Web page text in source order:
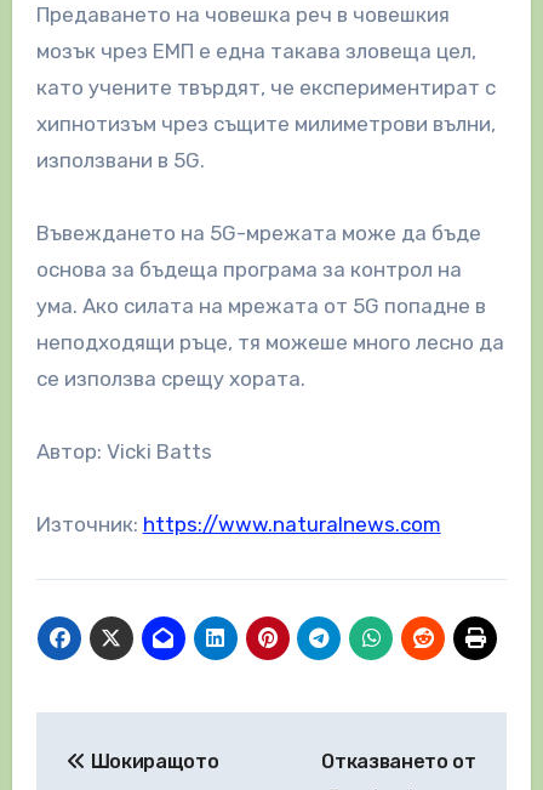
Предаването на човешка реч в човешкия
мозък чрез ЕМП е една такава зловеща цел,
като учените твърдят, че експериментират с
хипнотизъм чрез същите милиметрови вълни,
използвани в 5G.
Въвеждането на 5G-мрежата може да бъде
основа за бъдеща програма за контрол на
ума. Ако силата на мрежата от 5G попадне в
неподходящи ръце, тя можеше много лесно да
се използва срещу хората.
Автор: Vicki Batts
Източник: https://www.naturalnews.com
Шокиращото
Отказването от